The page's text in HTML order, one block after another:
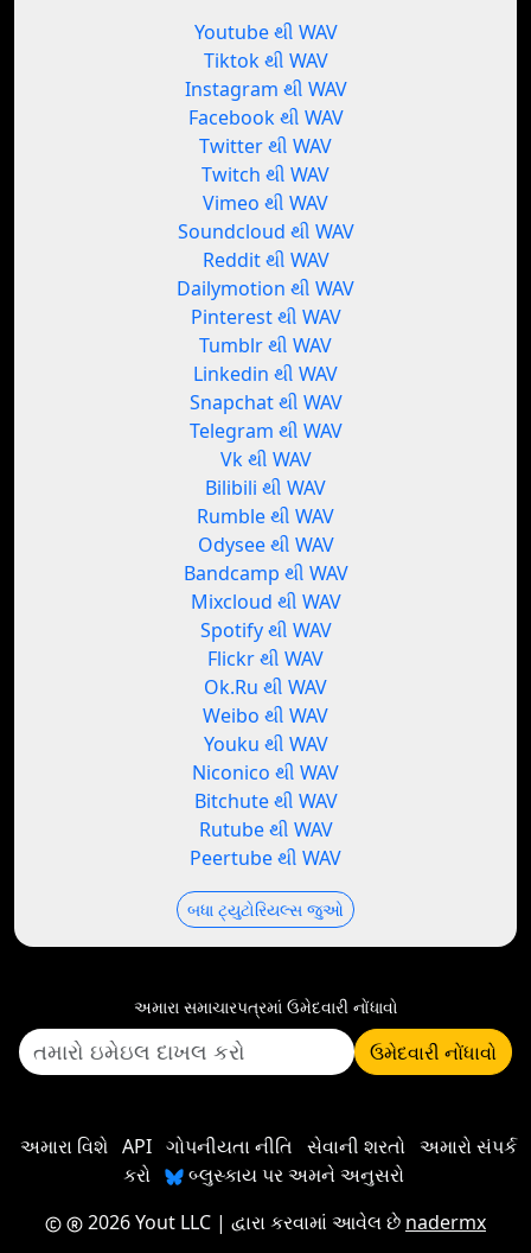
Youtube થી WAV
Tiktok થી WAV
Instagram થી WAV
Facebook થી WAV
Twitter થી WAV
Twitch થી WAV
Vimeo થી WAV
Soundcloud થી WAV
Reddit થી WAV
Dailymotion થી WAV
Pinterest થી WAV
Tumblr થી WAV
Linkedin થી WAV
Snapchat થી WAV
Telegram થી WAV
Vk થી WAV
Bilibili થી WAV
Rumble થી WAV
Odysee થી WAV
Bandcamp થી WAV
Mixcloud થી WAV
Spotify થી WAV
Flickr થી WAV
Ok.Ru થી WAV
Weibo થી WAV
Youku થી WAV
Niconico થી WAV
Bitchute થી WAV
Rutube થી WAV
Peertube થી WAV
બધા ટ્યુટોરિયલ્સ જુઓ
અમારા સમાચારપત્રમાં ઉમેદવારી નોંધાવો
ઉમેદવારી નોંધાવો
અમારા વિશે API ગોપનીયતા નીતિ સેવાની શરતો અમારો સંપર્ક
કરો
બ્લુસ્કાય પર અમને અનુસરો
2026 Yout LLC | દ્વારા કરવામાં આવેલ છે nadermx